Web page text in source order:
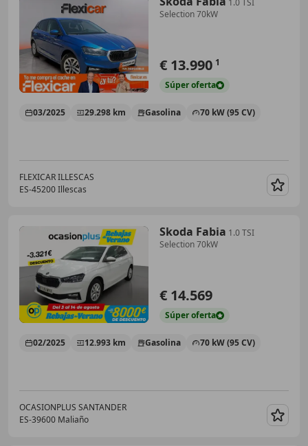
1.0 TSI
Selection 70kW
€ 13.990 1
Súperoferta
03/2025 29.298 km Gasolina 70 kW (95 CV)
FLEXICAR ILLESCAS
ES-45200 Illescas
Skoda Fabia 1.0 TSI
Selection 70kW
€ 14.569
Súperoferta
02/2025 12.993 km Gasolina 70 kW (95 CV)
OCASIONPLUS SANTANDER
ES-39600 Maliaño